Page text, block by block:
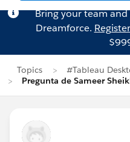
Bring your team
Dreamforce. Register
Topics
#Tableau
Pregunta de Sameer